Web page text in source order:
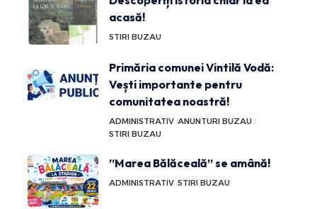
acasă!
STIRI BUZAU
Primăria comunei Vintilă Vodă:
Vești importante pentru
comunitatea noastră!
ADMINISTRATIV ANUNTURI BUZAU
STIRI BUZAU
”Marea Bălăceală” se amână!
ADMINISTRATIV STIRI BUZAU